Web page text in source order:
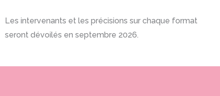
Les intervenants et les précisions sur chaque format
seront dévoilés en septembre 2026.